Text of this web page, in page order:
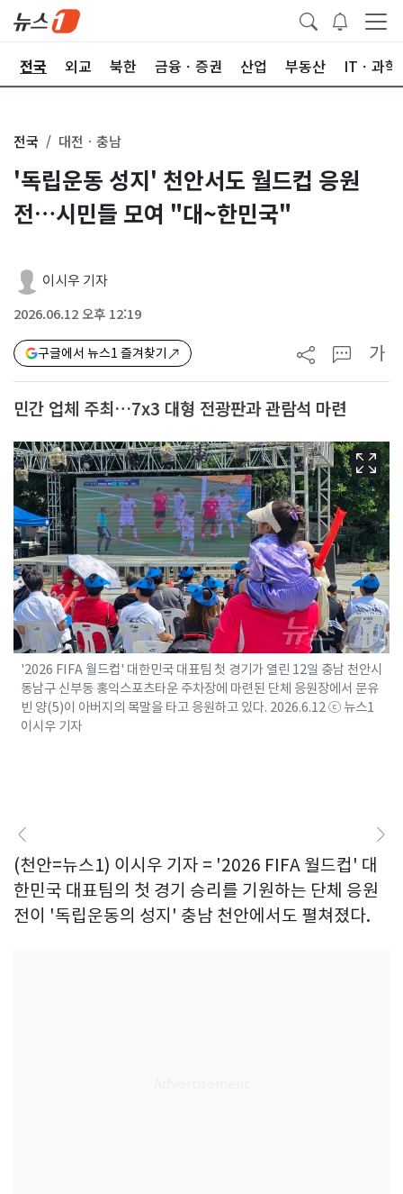
전국 외교 북한 금융ㆍ증권 산업 부동산 ITㆍ과학
전국 대전ㆍ충남
'독립운동 성지' 천안서도 월드컵 응원
전…시민들 모여 "대~한민국"
이시우 기자
2026.06.12 오후 12:19
구글에서 뉴스1 즐겨찾기 가
민간 업체 주최…7x3 대형 전광판과 관람석 마련
'2026 FIFA 월드컵' 대한민국 대표팀 첫 경기가 열린 12일 충남 천안시
동남구 신부동 홍익스포츠타운 주차장에 마련된 단체 응원장에서 문유
빈 양(5)이 아버지의 목말을 타고 응원하고 있다. 2026.6.12 ⓒ 뉴스1
이시우 기자
(천안=뉴스1) 이시우 기자 = '2026 FIFA 월드컵' 대
한민국 대표팀의 첫 경기 승리를 기원하는 단체 응원
전이 '독립운동의 성지' 충남 천안에서도 펼쳐졌다.